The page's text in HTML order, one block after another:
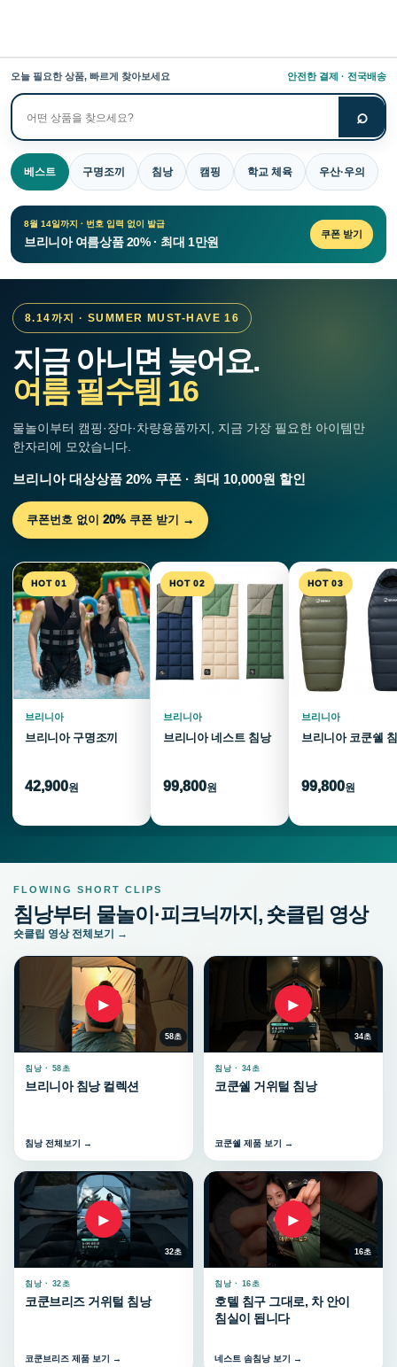
오늘 필요한 상품, 빠르게 찾아보세요 안전한 결제 · 전국배송
상
품
검
색
⌕
베스트 구명조끼 침낭 캠핑 학교 체육 우산·우의
8월 14일까지 · 번호 입력 없이 발급
브리니아 여름상품 20% · 최대 1만원
쿠폰 받기
8.14까지 · SUMMER MUST-HAVE 16
지금 아니면 늦어요.
여름 필수템 16
물놀이부터 캠핑·장마·차량용품까지, 지금 가장 필요한 아이템만
한자리에 모았습니다.
브리니아 대상상품 20% 쿠폰 · 최대 10,000원 할인
쿠폰번호 없이 20% 쿠폰 받기 →
HOT 01
브리니아
브리니아 구명조끼
42,900원
HOT 02
브리니아
브리니아 네스트 침낭
99,800원
HOT 03
브리니아
브리니아 코쿤쉘
99,800원
FLOWING SHORT CLIPS
침낭부터 물놀이·피크닉까지, 숏클립 영상
숏클립 영상 전체보기 →
▶
58초
침낭 · 58초
브리니아 침낭 컬렉션
침낭 전체보기 →
▶
34초
침낭 · 34초
코쿤쉘 거위털 침낭
코쿤쉘 제품 보기 →
▶
32초
침낭 · 32초
코쿤브리즈 거위털 침낭
코쿤브리즈 제품 보기 →
▶
16초
침낭 · 16초
호텔 침구 그대로, 차 안이
침실이 됩니다
네스트 솜침낭 보기 →